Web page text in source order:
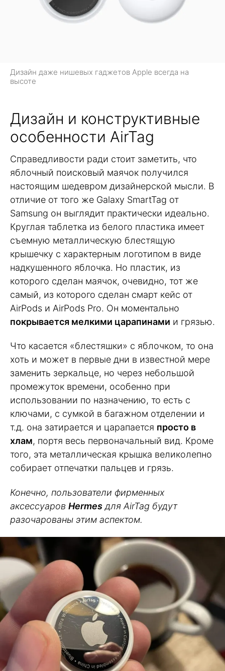
Дизайн даже нишевых гаджетов Apple всегда на
высоте
Дизайн и конструктивные
особенности AirTag
Справедливости ради стоит заметить, что
яблочный поисковый маячок получился
настоящим шедевром дизайнерской мысли. В
отличие от того же Galaxy SmartTag от
Samsung он выглядит практически идеально.
Круглая таблетка из белого пластика имеет
съемную металлическую блестящую
крышечку с характерным логотипом в виде
надкушенного яблочка. Но пластик, из
которого сделан маячок, очевидно, тот же
самый, из которого сделан смарт кейс от
AirPods и AirPods Pro. Он моментально
покрывается мелкими царапинами и грязью.
Что касается «блестяшки» с яблочком, то она
хоть и может в первые дни в известной мере
заменить зеркальце, но через небольшой
промежуток времени, особенно при
использовании по назначению, то есть с
ключами, с сумкой в багажном отделении и
т.д. она затирается и царапается просто в
хлам, портя весь первоначальный вид. Кроме
того, эта металлическая крышка великолепно
собирает отпечатки пальцев и грязь.
Конечно, пользователи фирменных
аксессуаров Hermes для AirTag будут
разочарованы этим аспектом.